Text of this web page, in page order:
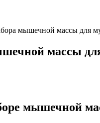
мышечной массы для
массы
мышечной